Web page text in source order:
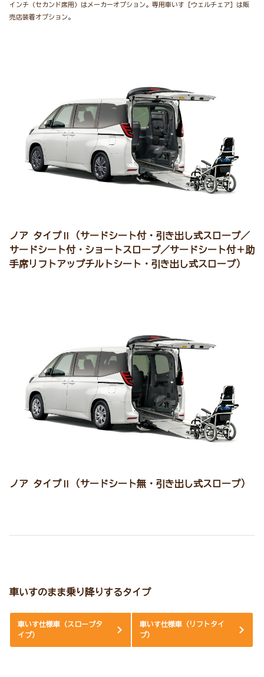
インチ（セカンド席用）はメーカーオプション。専用車いす［ウェルチェア］は販
売店装着オプション。
ノア タイプⅡ（サードシート付・引き出し式スロープ／
サードシート付・ショートスロープ／サードシート付＋助
手席リフトアップチルトシート・引き出し式スロープ）
ノア タイプⅡ（サードシート無・引き出し式スロープ）
車いすのまま乗り降りするタイプ
車いす仕様車（スロープタ
イプ）
車いす仕様車（リフトタイ
プ）